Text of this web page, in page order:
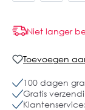
Niet langer
Toevoegen
100 dagen
Gratis